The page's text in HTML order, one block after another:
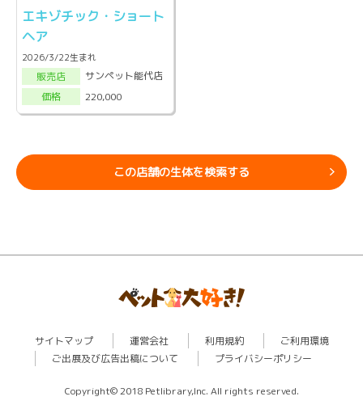
エキゾチック・ショート
ヘア
2026/3/22生まれ
販売店
サンペット能代店
価格
220,000
この店舗の生体を検索する
サイトマップ 運営会社 利用規約
ご利用環境
ご出展及び広告出稿について
プライバシーポリシー
Copyright© 2018 Petlibrary,Inc. All rights reserved.